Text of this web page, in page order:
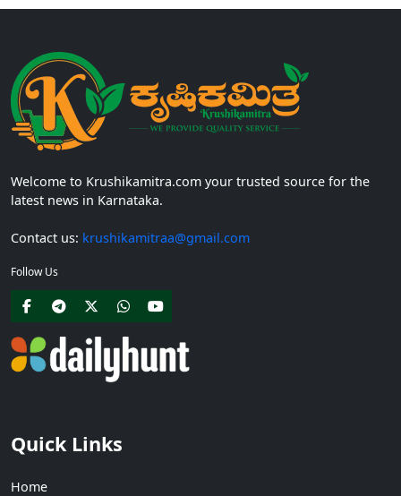
Welcome to Krushikamitra.com your trusted source for the
latest news in Karnataka.
Contact us: krushikamitraa@gmail.com
Follow Us
Quick Links
Home